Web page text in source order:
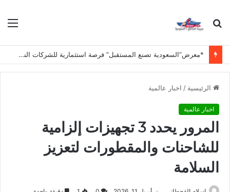
بحث
*معرض”السعودية تصنع المستقبل” فرصة استثمارية للشركات الناشئة في قطاعات الذكاء الاصطناعي وربطها بالشركات العالمية*
الرئيسية / اخبار عالمية
اخبار عالمية
المرور يحدد 3 تجهيزات إلزامية
للشاحنات والمقطورات لتعزيز
السلامة